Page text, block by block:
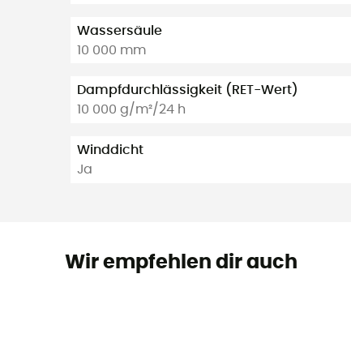
Wassersäule
10 000 mm
Dampfdurchlässigkeit (RET-Wert)
10 000 g/m²/24 h
Winddicht
Ja
Wir empfehlen dir auch